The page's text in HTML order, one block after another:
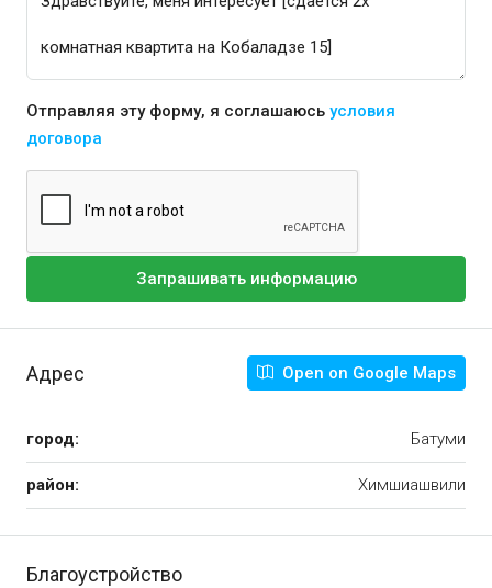
Отправляя эту форму, я соглашаюсь условия
договора
Запрашивать информацию
Адрес Open on Google Maps
город: Батуми
район: Химшиашвили
Благоустройство